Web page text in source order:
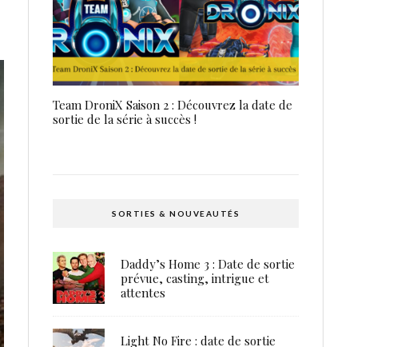
Team DroniX Saison 2 : Découvrez la date de
sortie de la série à succès !
SORTIES & NOUVEAUTÉS
Daddy’s Home 3 : Date de sortie
prévue, casting, intrigue et
attentes
Light No Fire : date de sortie